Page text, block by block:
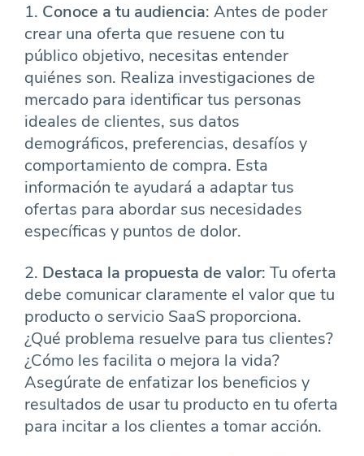
1. Conoce a tu audiencia: Antes de poder
crear una oferta que resuene con tu
público objetivo, necesitas entender
quiénes son. Realiza investigaciones de
mercado para identificar tus personas
ideales de clientes, sus datos
demográficos, preferencias, desafíos y
comportamiento de compra. Esta
información te ayudará a adaptar tus
ofertas para abordar sus necesidades
específicas y puntos de dolor.
2. Destaca la propuesta de valor: Tu oferta
debe comunicar claramente el valor que tu
producto o servicio SaaS proporciona.
¿Qué problema resuelve para tus clientes?
¿Cómo les facilita o mejora la vida?
Asegúrate de enfatizar los beneficios y
resultados de usar tu producto en tu oferta
para incitar a los clientes a tomar acción.